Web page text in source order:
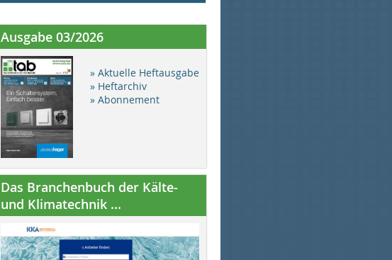
Ausgabe 03/2026
» Aktuelle Heftausgabe
» Heftarchiv
» Abonnement
Das Branchenbuch der Kälte-
und Klimatechnik ...